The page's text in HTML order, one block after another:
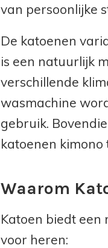
van persoonlijke
De katoenen
is een natuurlijk
verschillende
wasmachine
gebruik.
katoenen kimono
Waarom
Katoen biedt een
voor heren: